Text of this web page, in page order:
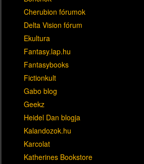
Cherubion fórumok
Delta Vision fórum
Ekultura
Fantasy.lap.hu
Fantasybooks
Fictionkult
Gabo blog
Geekz
Heidel Dan blogja
Kalandozok.hu
Karcolat
Katherines Bookstore